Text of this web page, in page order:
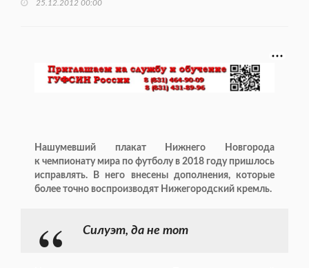
25.12.2012 00:00
Нашумевший плакат Нижнего Новгорода
к чемпионату мира по футболу в 2018 году пришлось
исправлять. В него внесены дополнения, которые
более точно воспроизводят Нижегородский кремль.
Силуэт, да не тот